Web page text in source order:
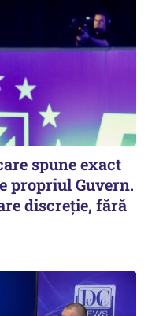
spune exact
propriul Guvern.
discreție, fără